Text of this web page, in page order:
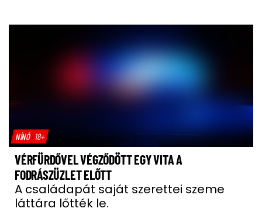
NÍNÓ 18+
VÉRFÜRDŐVEL VÉGZŐDÖTT EGY VITA A
FODRÁSZÜZLET ELŐTT
A családapát saját szerettei szeme
láttára lőtték le.